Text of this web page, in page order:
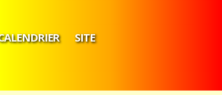
SITE